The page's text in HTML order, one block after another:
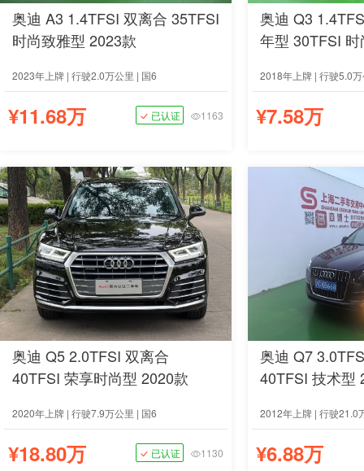
奥迪 A3 1.4TFSI 双离合 35TFSI
时尚致雅型 2023款
2023年上牌 | 行驶2.0万公里 | 国6
¥11.68万 已认证 1163
奥迪 Q3
年型 30TFSI
2018年上牌 | 行驶5.0
¥7.58万
奥迪 Q5 2.0TFSI 双离合
40TFSI 荣享时尚型 2020款
2020年上牌 | 行驶7.9万公里 | 国6
¥18.80万 已认证 1130
奥迪 Q7
40TFSI 技术型
2012年上牌 | 行驶21.0
¥6.88万